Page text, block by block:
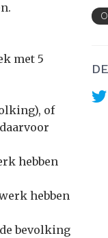
met 5
of
hebben
hebben
bevolking